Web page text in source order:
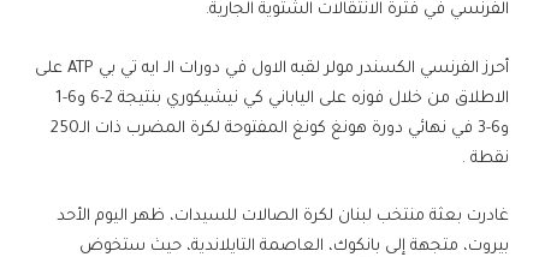
الفرنسي​ في فترة الانتقالات الشتوية الجارية.
أحرز الفرنسي ​الكسندر مولر​ لقبه الاول في دورات الـ ايه تي بي ATP على
الاطلاق من خلال فوزه على الياباني ​كي نيشيكوري​ بنتيجة 2-6 و6-1
و6-3 في نهائي ​دورة هونغ كونغ المفتوحة​ لكرة المضرب ذات الـ250
نقطة .
غادرت بعثة ​منتخب لبنان لكرة الصالات للسيدات​، ظهر اليوم الأحد
بيروت، متجهة إلى ​بانكوك​، العاصمة التايلاندية، حيث ستخوض